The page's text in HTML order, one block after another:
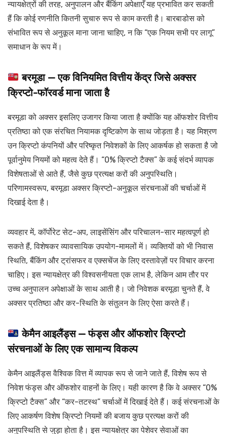
न्यायक्षेत्रों की तरह, अनुपालन और बैंकिंग अपेक्षाएँ यह प्रभावित कर सकती
हैं कि कोई रणनीति कितनी सुचारु रूप से काम करती है। बारबाडोस को
संभावित रूप से अनुकूल माना जाना चाहिए, न कि “एक नियम सभी पर लागू”
समाधान के रूप में।
बरमूडा — एक विनियमित वित्तीय केंद्र जिसे अक्सर
क्रिप्टो-फॉरवर्ड माना जाता है
बरमूडा को अक्सर इसलिए उजागर किया जाता है क्योंकि यह ऑफशोर वित्तीय
प्रतिष्ठा को एक संरचित नियामक दृष्टिकोण के साथ जोड़ता है। यह मिश्रण
उन क्रिप्टो कंपनियों और परिष्कृत निवेशकों के लिए आकर्षक हो सकता है जो
पूर्वानुमेय नियमों को महत्व देते हैं। “0% क्रिप्टो टैक्स” के कई संदर्भ व्यापक
विशेषताओं से आते हैं, जैसे कुछ प्रत्यक्ष करों की अनुपस्थिति।
परिणामस्वरूप, बरमूडा अक्सर क्रिप्टो-अनुकूल संरचनाओं की चर्चाओं में
दिखाई देता है।
व्यवहार में, कॉर्पोरेट सेट-अप, लाइसेंसिंग और परिचालन-सार महत्वपूर्ण हो
सकते हैं, विशेषकर व्यावसायिक उपयोग-मामलों में। व्यक्तियों को भी निवास
स्थिति, बैंकिंग और ट्रांसफर व एक्सचेंज के लिए दस्तावेज़ों पर विचार करना
चाहिए। इस न्यायक्षेत्र की विश्वसनीयता एक लाभ है, लेकिन आम तौर पर
उच्च अनुपालन अपेक्षाओं के साथ आती है। जो निवेशक बरमूडा चुनते हैं, वे
अक्सर प्रतिष्ठा और कर-स्थिति के संतुलन के लिए ऐसा करते हैं।
केमैन आइलैंड्स — फंड्स और ऑफशोर क्रिप्टो
संरचनाओं के लिए एक सामान्य विकल्प
केमैन आइलैंड्स वैश्विक वित्त में व्यापक रूप से जाने जाते हैं, विशेष रूप से
निवेश फंड्स और ऑफशोर वाहनों के लिए। यही कारण है कि वे अक्सर “0%
क्रिप्टो टैक्स” और “कर-तटस्थ” चर्चाओं में दिखाई देते हैं। कई संरचनाओं के
लिए आकर्षण विशेष क्रिप्टो नियमों की बजाय कुछ प्रत्यक्ष करों की
अनुपस्थिति से जुड़ा होता है। इस न्यायक्षेत्र का पेशेवर सेवाओं का